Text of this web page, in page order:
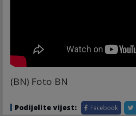
(BN) Foto BN
Podijelite vijest: Facebook